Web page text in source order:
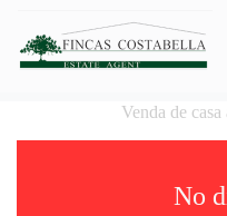
Venda de
No